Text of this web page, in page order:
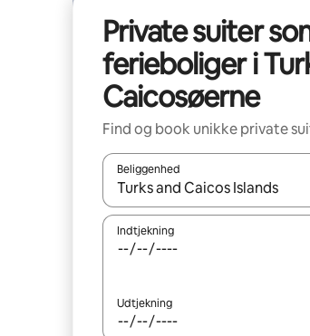
Private suiter
ferieboliger i
Caicosøerne
Find og book unikke private
Beliggenhed
Når resultaterne er tilgængelige,
Indtjekning
Udtjekning